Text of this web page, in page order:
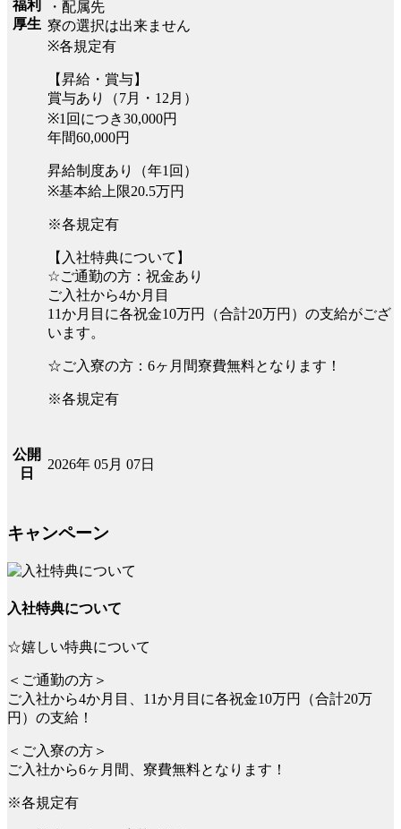
福利
厚生
・配属先
寮の選択は出来ません
※各規定有
【昇給・賞与】
賞与あり（7月・12月）
※1回につき30,000円
年間60,000円
昇給制度あり（年1回）
※基本給上限20.5万円
※各規定有
【入社特典について】
☆ご通勤の方：祝金あり
ご入社から4か月目
11か月目に各祝金10万円（合計20万円）の支給がござ
います。
☆ご入寮の方：6ヶ月間寮費無料となります！
※各規定有
公開
日
2026年 05月 07日
キャンペーン
入社特典について
☆嬉しい特典について
＜ご通勤の方＞
ご入社から4か月目、11か月目に各祝金10万円（合計20万
円）の支給！
＜ご入寮の方＞
ご入社から6ヶ月間、寮費無料となります！
※各規定有